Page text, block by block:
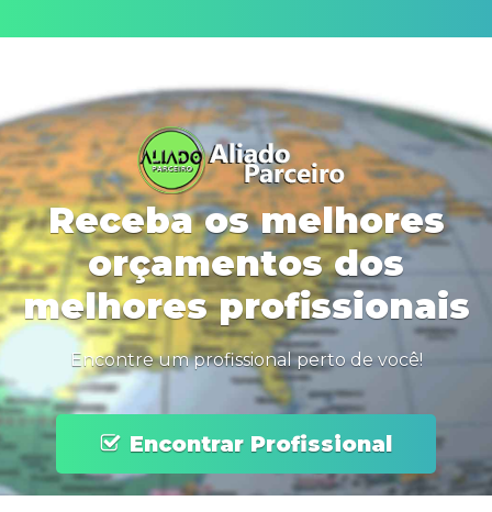
Receba os melhores
orçamentos dos
melhores profissionais
Encontre um profissional perto de você!
Encontrar Profissional